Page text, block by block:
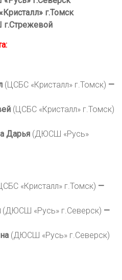
г.Томск
(ЦСБС «Кристалл» г.Томск) —
(ЦСБС «Кристалл» г.Томск)
Дарья (ДЮСШ «Русь»
«Кристалл» г.Томск) —
(ДЮСШ «Русь» г.Северск) —
(ДЮСШ «Русь» г.Северск)